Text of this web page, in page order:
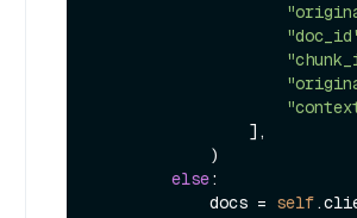
else:
            docs =
self